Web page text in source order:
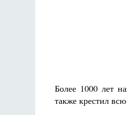
Более 1000 лет
также крестил